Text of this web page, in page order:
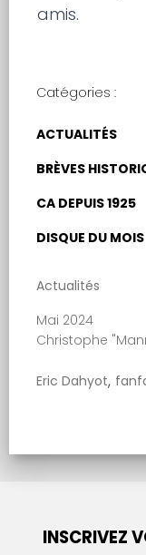
amis.
Catégories :
ACTUALITÉS
BRÈVES
CA DEPUIS 1925
DISQUE DU MOIS
Actualités
Mai 2024
Christophe
Eric Dahyot,
INSCRIVEZ